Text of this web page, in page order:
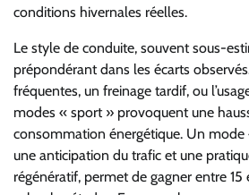
conditions hivernales réelles.
Le style de conduite, souvent sous-
prépondérant dans les écarts
fréquentes, un freinage tardif, ou
modes « sport » provoquent une
consommation énergétique. Un mode
une anticipation du trafic et une
régénératif, permet de gagner entre 15